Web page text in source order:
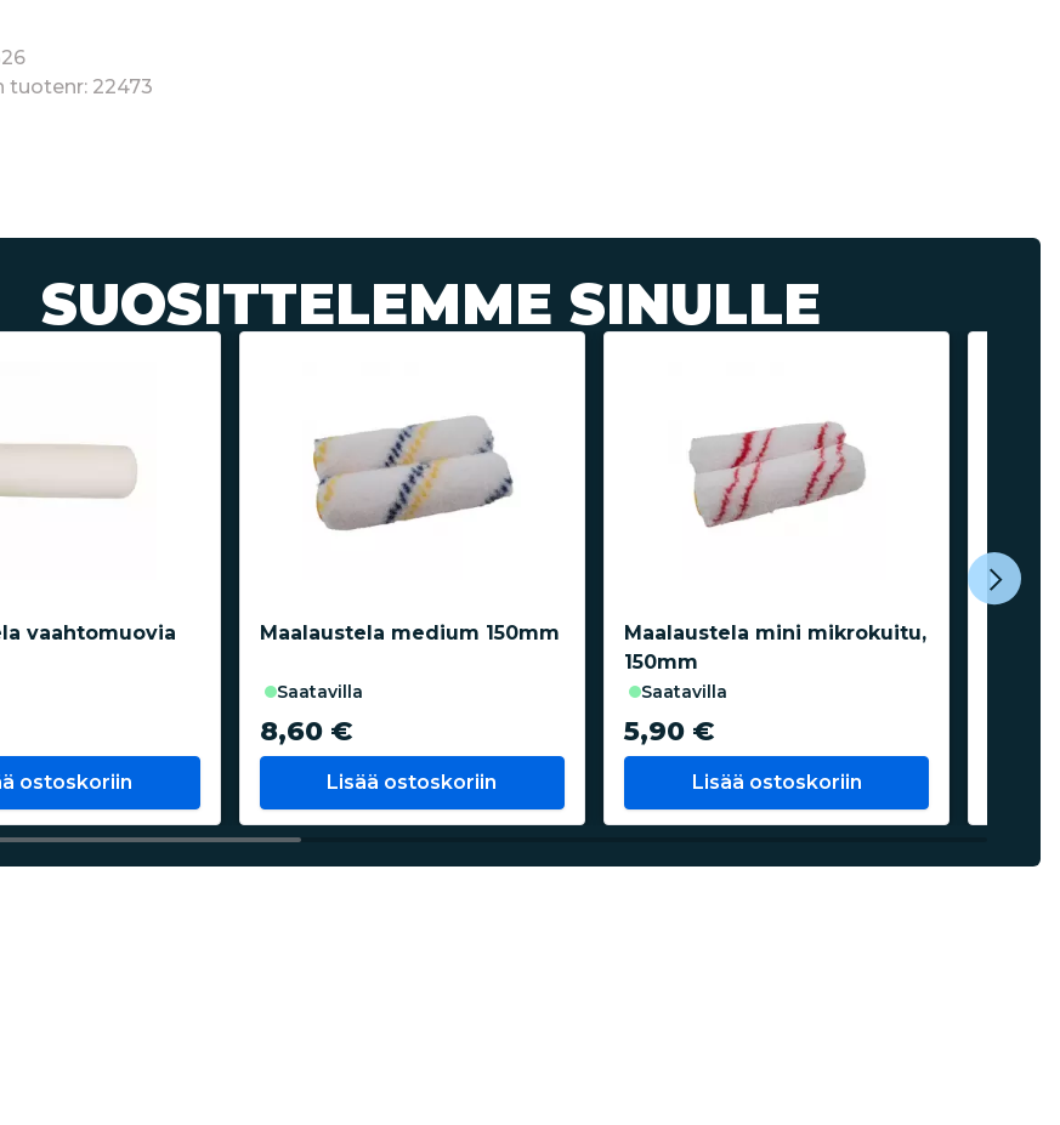
tuotenr: 22473
SUOSITTELEMME SINULLE
vaahtomuovia
ostoskoriin
Maalaustela medium 150mm
saatavilla
8,60 €
Lisää ostoskoriin
Maalaustela mini mikrokuitu,
150mm
saatavilla
5,90 €
Lisää ostoskoriin